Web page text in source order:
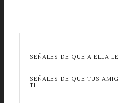
SEÑALES DE QUE A ELLA
SEÑALES DE QUE TUS
TI